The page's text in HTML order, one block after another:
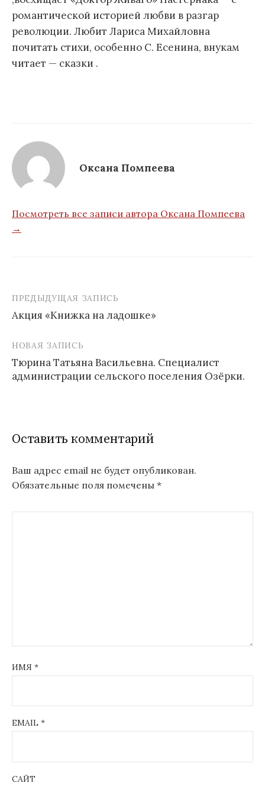
романтической историей любви в разгар
революции. Любит Лариса Михайловна
почитать стихи, особенно С. Есенина, внукам
читает — сказки .
Оксана Помпеева
Посмотреть все записи автора Оксана Помпеева
→
Навигация
по
записям
ПРЕДЫДУЩАЯ ЗАПИСЬ
Акция «Книжка на ладошке»
НОВАЯ ЗАПИСЬ
Тюрина Татьяна Васильевна. Специалист
администрации сельского поселения Озёрки.
Оставить комментарий
Ваш адрес email не будет опубликован.
Обязательные поля помечены *
ИМЯ *
EMAIL *
САЙТ